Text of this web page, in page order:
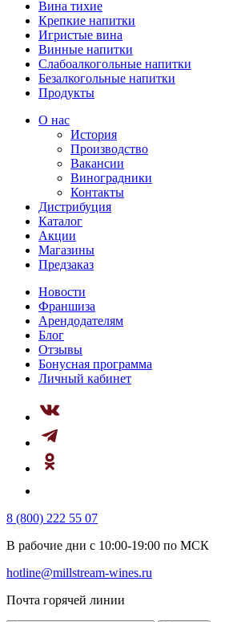
Вина тихие
Крепкие напитки
Игристые вина
Винные напитки
Слабоалкогольные напитки
Безалкогольные напитки
Продукты
О нас
История
Производство
Вакансии
Виноградники
Контакты
Дистрибуция
Каталог
Акции
Магазины
Предзаказ
Новости
Франшиза
Арендодателям
Блог
Отзывы
Бонусная программа
Личный кабинет
8 (800) 222 55 07
В рабочие дни с 10:00-19:00 по МСК
hotline@millstream-wines.ru
Почта горячей линии